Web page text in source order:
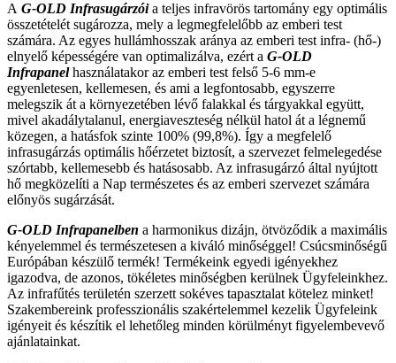
A G-OLD Infrasugárzóia teljes infravörös tartomány egy optimális
összetételét sugározza, mely a legmegfelelőbb az emberi test
számára. Az egyes hullámhosszak aránya az emberi test infra- (hő-)
elnyelő képességére van optimalizálva, ezért a G-OLD
Infrapanelhasználatakor az emberi test felső 5-6 mm-e
egyenletesen, kellemesen, és ami a legfontosabb, egyszerre
melegszik át a környezetében lévő falakkal és tárgyakkal együtt,
mivel akadálytalanul, energiaveszteség nélkül hatol át a légnemű
közegen, a hatásfok szinte 100% (99,8%). Így a megfelelő
infrasugárzás optimális hőérzetet biztosít, a szervezet felmelegedése
szórtabb, kellemesebb és hatásosabb. Az infrasugárzó által nyújtott
hő megközelíti a Nap természetes és az emberi szervezet számára
előnyös sugárzását.
G-OLD Infrapanelben a harmonikus dizájn, ötvöződik a maximális
kényelemmel és természetesen a kiváló minőséggel! Csúcsminőségű
Európában készülő termék! Termékeink egyedi igényekhez
igazodva, de azonos, tökéletes minőségben kerülnek Ügyfeleinkhez.
Az infrafűtés területén szerzett sokéves tapasztalat kötelez minket!
Szakembereink professzionális szakértelemmel kezelik Ügyfeleink
igényeit és készítik el lehetőleg minden körülményt figyelembevevő
ajánlatainkat.